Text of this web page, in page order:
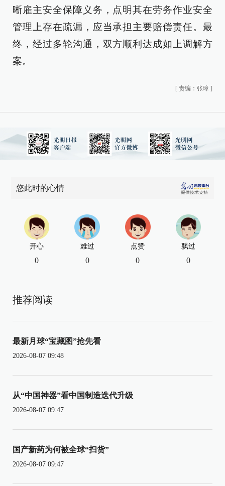
晰雇主安全保障义务，点明其在劳务作业安全
管理上存在疏漏，应当承担主要赔偿责任。最
终，经过多轮沟通，双方顺利达成如上调解方
案。
[ 责编：张璋 ]
您此时的心情
开心
0
难过
0
点赞
0
飘过
0
推荐阅读
最新月球“宝藏图”抢先看
2026-08-07 09:48
从“中国神器”看中国制造迭代升级
2026-08-07 09:47
国产新药为何被全球“扫货”
2026-08-07 09:47